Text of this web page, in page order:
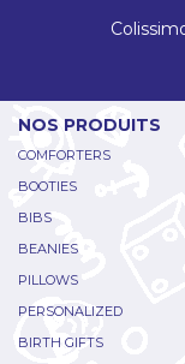
NOS PRODUITS
COMFORTERS
BOOTIES
BIBS
BEANIES
PILLOWS
PERSONALIZED
BIRTH GIFTS